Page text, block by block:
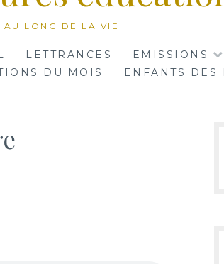
AU LONG DE LA VIE
LETTRANCES EMISSIONS
DU MOIS ENFANTS DES